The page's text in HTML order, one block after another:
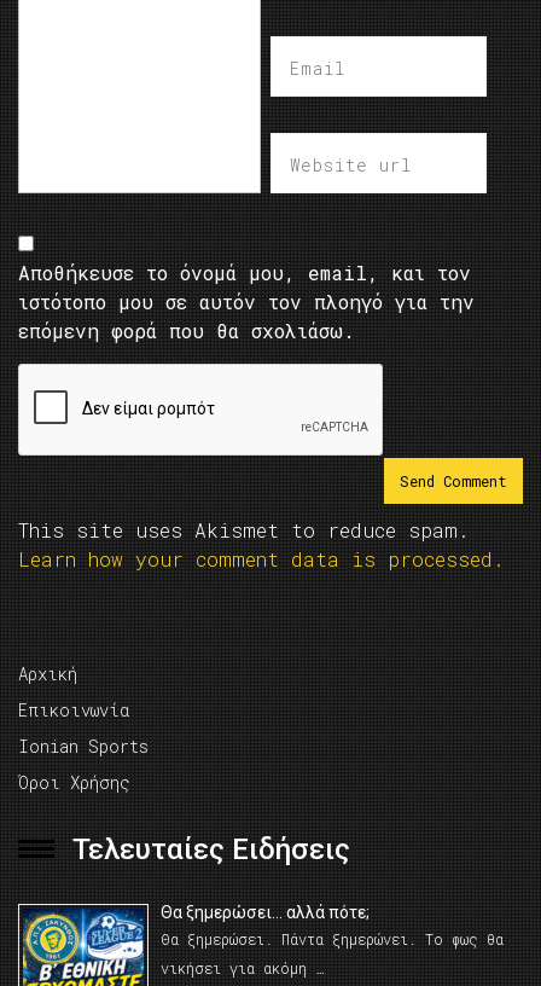
Αποθήκευσε το όνομά μου, email, και τον
ιστότοπο μου σε αυτόν τον πλοηγό για την
επόμενη φορά που θα σχολιάσω.
This site uses Akismet to reduce spam.
Learn how your comment data is processed.
Αρχική
Επικοινωνία
Ionian Sports
Όροι Χρήσης
Τελευταίες Ειδήσεις
Θα ξημερώσει… αλλά πότε;
Θα ξημερώσει. Πάντα ξημερώνει. Το φως θα
νικήσει για ακόμη …